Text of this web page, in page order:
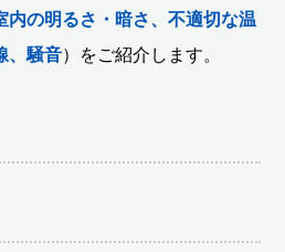
内の明るさ・暗さ、不適切な温
、騒音）をご紹介します。